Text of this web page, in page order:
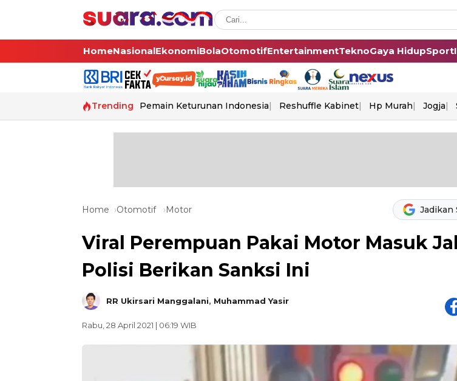
HomeNasionalEkonomiBolaOtomotifEntertainmentTeknoGaya HidupSport
Trending Pemain Keturunan Indonesia Reshuffle Kabinet Hp Murah Jogja
Home Otomotif Motor Jadikan
Viral Perempuan Pakai Motor Masuk
Polisi Berikan Sanksi Ini
RR Ukirsari Manggalani, Muhammad Yasir
Rabu, 28 April 2021 | 06:19 WIB